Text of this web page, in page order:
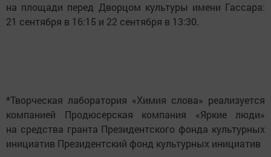
на площади перед Дворцом культуры имени Гассара:
21 сентября в 16:15 и 22 сентября в 13:30.
*Творческая лаборатория «Химия слова» реализуется
компанией Продюсерская компания «Яркие люди»
на средства гранта Президентского фонда культурных
инициатив Президентский фонд культурных инициатив